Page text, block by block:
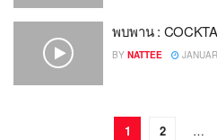
พบพาน :
BY NATTEE
1 2 …